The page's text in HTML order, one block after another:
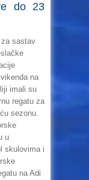
do 23
za sastav
na
imali su
regatu za
sezonu.
u
skulovima i
na Adi